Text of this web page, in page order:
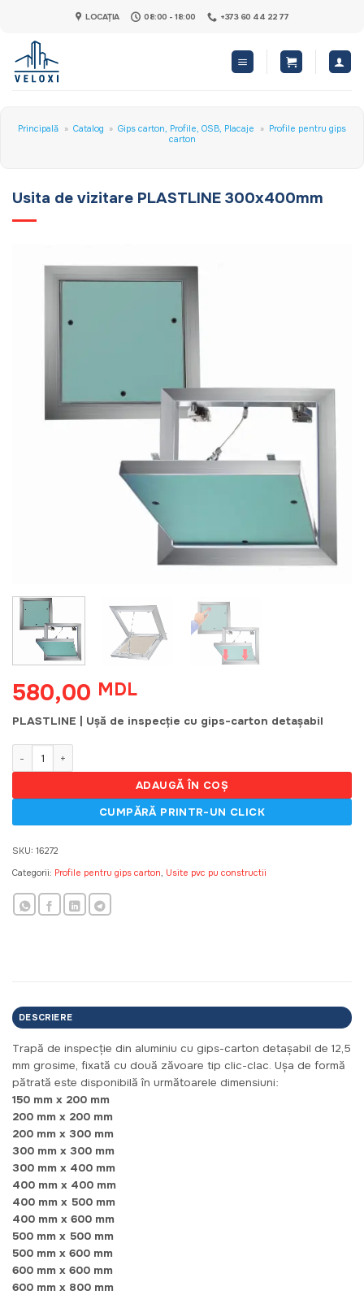
content
LOCAȚIA 08:00 - 18:00 +373 60 44 22 77
Principală » Catalog » Gips carton, Profile, OSB, Placaje » Profile pentru gips
carton
Usita de vizitare PLASTLINE 300x400mm
580,00 MDL
PLASTLINE | Ușă de inspecție cu gips-carton detașabil
ADAUGĂ ÎN COȘ
SKU: 16272
Categorii: Profile pentru gips carton, Usite pvc pu constructii
DESCRIERE
Trapă de inspecție din aluminiu cu gips-carton detașabil de 12,5
mm grosime, fixată cu două zăvoare tip clic-clac. Ușa de formă
pătrată este disponibilă în următoarele dimensiuni:
150 mm x 200 mm
200 mm x 200 mm
200 mm x 300 mm
300 mm x 300 mm
300 mm x 400 mm
400 mm x 400 mm
400 mm x 500 mm
400 mm x 600 mm
500 mm x 500 mm
500 mm x 600 mm
600 mm x 600 mm
600 mm x 800 mm